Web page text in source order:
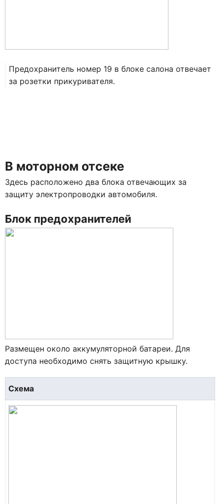
Предохранитель номер 19 в блоке салона отвечает
за розетки прикуривателя.
В моторном отсеке
Здесь расположено два блока отвечающих за
защиту электропроводки автомобиля.
Блок предохранителей
Размещен около аккумуляторной батареи. Для
доступа необходимо снять защитную крышку.
Схема